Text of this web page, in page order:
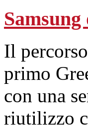
Il
primo
con una
riutilizzo